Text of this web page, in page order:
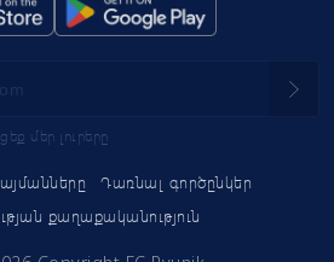
Դառնալ գործընկեր
քաղաքականություն
մեր լուրերը